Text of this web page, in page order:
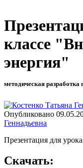
классе
энергия"
методическая разработка
Опубликовано
Геннадьевна
Презентация для
Скачать: